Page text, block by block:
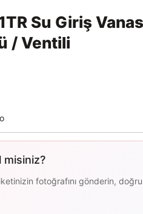
Su Giriş
/ Ventili
misiniz?
fotoğrafını gönderin,